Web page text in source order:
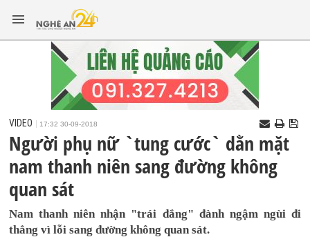
VIDEO 17:32 30-09-2018
Người phụ nữ `tung cước` dằn mặt
nam thanh niên sang đường không
quan sát
Nam thanh niên nhận "trái đắng" đành ngậm ngùi đi
thẳng vì lỗi sang đường không quan sát.